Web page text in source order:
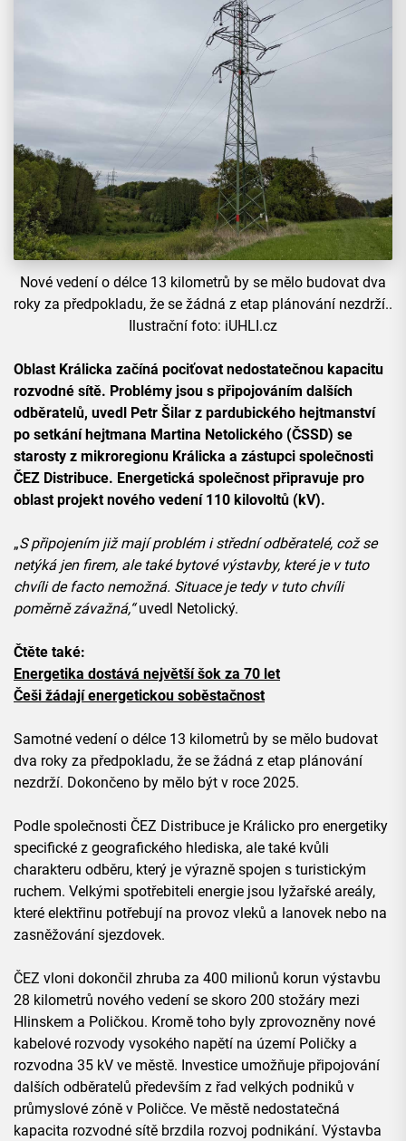
Nové vedení o délce 13 kilometrů by se mělo budovat dva
roky za předpokladu, že se žádná z etap plánování nezdrží..
Ilustrační foto: iUHLI.cz
Oblast Králicka začíná pociťovat nedostatečnou kapacitu
rozvodné sítě. Problémy jsou s připojováním dalších
odběratelů, uvedl Petr Šilar z pardubického hejtmanství
po setkání hejtmana Martina Netolického (ČSSD) se
starosty z mikroregionu Králicka a zástupci společnosti
ČEZ Distribuce. Energetická společnost připravuje pro
oblast projekt nového vedení 110 kilovoltů (kV).
„S připojením již mají problém i střední odběratelé, což se
netýká jen firem, ale také bytové výstavby, které je v tuto
chvíli de facto nemožná. Situace je tedy v tuto chvíli
poměrně závažná,“uvedl Netolický.
Čtěte také:
Energetika dostává největší šok za 70 let
Češi žádají energetickou soběstačnost
Samotné vedení o délce 13 kilometrů by se mělo budovat
dva roky za předpokladu, že se žádná z etap plánování
nezdrží. Dokončeno by mělo být v roce 2025.
Podle společnosti ČEZ Distribuce je Králicko pro energetiky
specifické z geografického hlediska, ale také kvůli
charakteru odběru, který je výrazně spojen s turistickým
ruchem. Velkými spotřebiteli energie jsou lyžařské areály,
které elektřinu potřebují na provoz vleků a lanovek nebo na
zasněžování sjezdovek.
ČEZ vloni dokončil zhruba za 400 milionů korun výstavbu
28 kilometrů nového vedení se skoro 200 stožáry mezi
Hlinskem a Poličkou. Kromě toho byly zprovozněny nové
kabelové rozvody vysokého napětí na území Poličky a
rozvodna 35 kV ve městě. Investice umožňuje připojování
dalších odběratelů především z řad velkých podniků v
průmyslové zóně v Poličce. Ve městě nedostatečná
kapacita rozvodné sítě brzdila rozvoj podnikání. Výstavba